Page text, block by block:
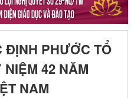
ĐỊNH PHƯỚC TỔ
42 NĂM
NAM